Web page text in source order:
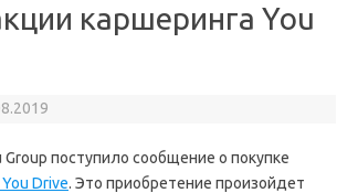
каршеринга You
поступило сообщение о покупке
Drive. Это приобретение произойдет